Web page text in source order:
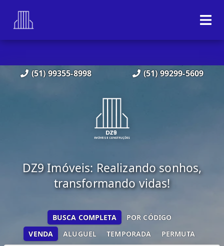
(51) 99355-8998 (51) 99299-5609
DZ9 Imóveis: Realizando sonhos,
transformando vidas!
VENDA ALUGUEL TEMPORADA PERMUTA
BUSCA COMPLETA POR CÓDIGO